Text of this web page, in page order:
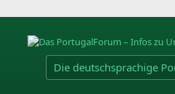
Die deutschsprachige